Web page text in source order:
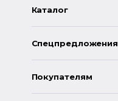
Каталог
Спецпредложения
Покупателям